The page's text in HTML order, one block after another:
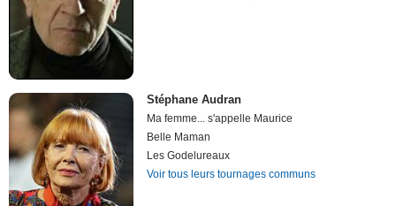
Stéphane Audran
Ma femme... s'appelle Maurice
Belle Maman
Les Godelureaux
Voir tous leurs tournages communs